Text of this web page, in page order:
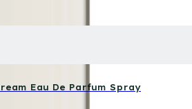
Eau De Parfum Spray